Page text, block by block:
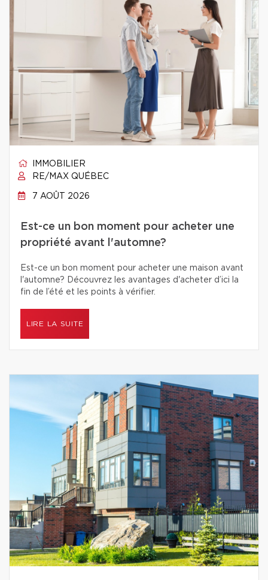
IMMOBILIER
RE/MAX QUÉBEC
7 AOÛT 2026
Est-ce un bon moment pour acheter une
propriété avant l'automne?
Est-ce un bon moment pour acheter une maison avant
l'automne? Découvrez les avantages d'acheter d’ici la
fin de l’été et les points à vérifier.
LIRE LA SUITE